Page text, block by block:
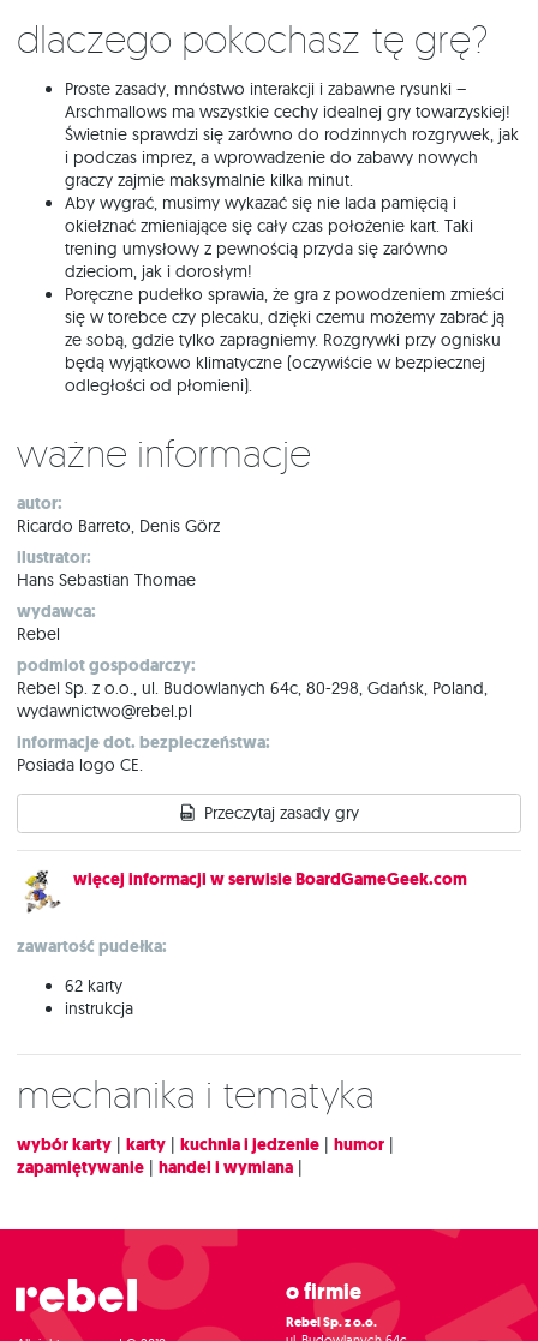
Dlaczego pokochasz tę grę?
Proste zasady, mnóstwo interakcji i zabawne rysunki –
Arschmallows ma wszystkie cechy idealnej gry towarzyskiej!
Świetnie sprawdzi się zarówno do rodzinnych rozgrywek, jak
i podczas imprez, a wprowadzenie do zabawy nowych
graczy zajmie maksymalnie kilka minut.
Aby wygrać, musimy wykazać się nie lada pamięcią i
okiełznać zmieniające się cały czas położenie kart. Taki
trening umysłowy z pewnością przyda się zarówno
dzieciom, jak i dorosłym!
Poręczne pudełko sprawia, że gra z powodzeniem zmieści
się w torebce czy plecaku, dzięki czemu możemy zabrać ją
ze sobą, gdzie tylko zapragniemy. Rozgrywki przy ognisku
będą wyjątkowo klimatyczne (oczywiście w bezpiecznej
odległości od płomieni).
Ważne informacje
autor:
Ricardo Barreto, Denis Görz
ilustrator:
Hans Sebastian Thomae
wydawca:
Rebel
podmiot gospodarczy:
Rebel Sp. z o.o., ul. Budowlanych 64c, 80-298, Gdańsk, Poland,
wydawnictwo@rebel.pl
informacje dot. bezpieczeństwa:
Posiada logo CE.
Przeczytaj zasady gry
więcej informacji w serwisie BoardGameGeek.com
zawartość pudełka:
62 karty
instrukcja
Mechanika i tematyka
wybór karty | karty | kuchnia i jedzenie | humor |
zapamiętywanie | handel i wymiana |
O firmie
Rebel Sp. z o.o.